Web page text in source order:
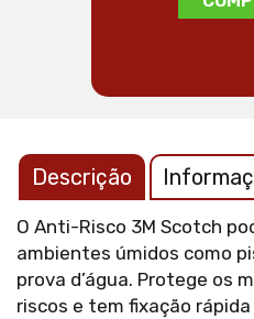
Descrição
O Anti-Risco 3M Scotch
ambientes úmidos como
prova d’água. Protege os
riscos e tem fixação